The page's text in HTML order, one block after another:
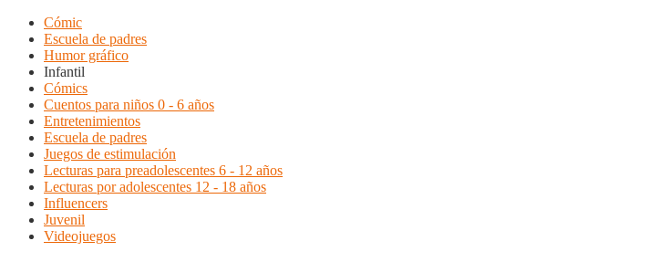
Cómic
Escuela de padres
Humor gráfico
Infantil
Cómics
Cuentos para niños 0 - 6 años
Entretenimientos
Escuela de padres
Juegos de estimulación
Lecturas para preadolescentes 6 - 12 años
Lecturas por adolescentes 12 - 18 años
Influencers
Juvenil
Videojuegos